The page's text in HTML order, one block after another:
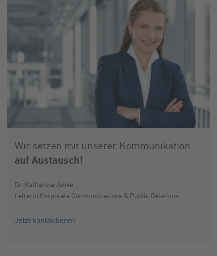
Wir setzen mit unserer Kommunikation
auf Austausch!
Dr. Katharina Janke
Leiterin Corporate Communications & Public Relations
Jetzt kontaktieren